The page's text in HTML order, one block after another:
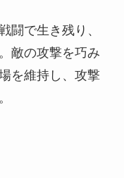
闘で生き残り、
敵の攻撃を巧み
を維持し、攻撃